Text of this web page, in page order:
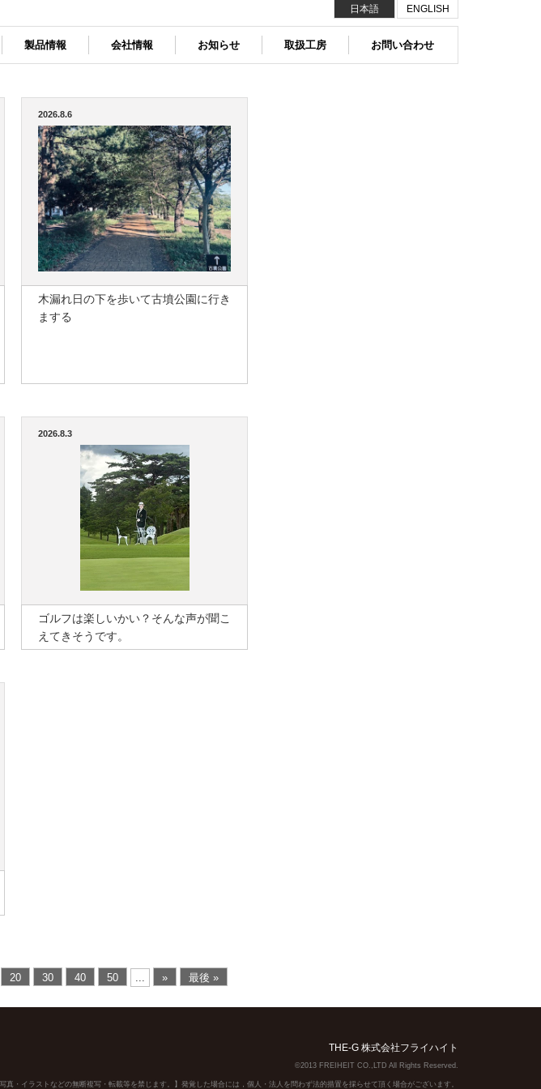
製品情報 会社情報 お知らせ 取扱工房 お問い合わせ
日本語 ENGLISH
2026.8.6
木漏れ日の下を歩いて古墳公園に行き
まする
2026.8.3
ゴルフは楽しいかい？そんな声が聞こ
えてきそうです。
20 30 40 50 ... » 最後 »
THE-G 株式会社フライハイト
©2013 FREIHEIT CO.,LTD All Rights Reserved.
写真・イラストなどの無断複写・転載等を禁じます。】発覚した場合には，個人・法人を問わず法的措置を採らせて頂く場合がございます。